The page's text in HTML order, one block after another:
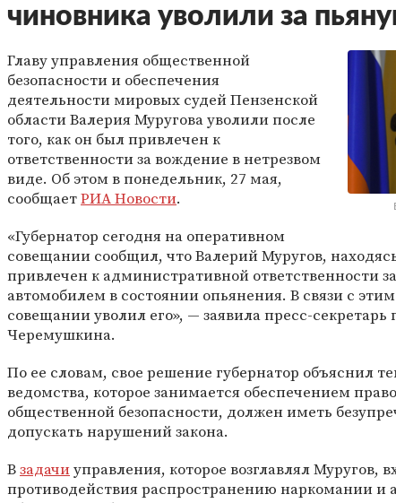
чиновника уволили за
Главу управления общественной
безопасности и обеспечения
деятельности мировых судей Пензенской
области Валерия Муругова уволили после
того, как он был привлечен к
ответственности за вождение в нетрезвом
виде. Об этом в понедельник, 27 мая,
сообщаетРИА Новости.
«Губернатор сегодня на оперативном
совещании сообщил, что Валерий Муругов,
привлечен к административной ответственности
автомобилем в состоянии опьянения. В связи с
совещании уволил его», — заявила пресс-
Черемушкина.
По ее словам, свое решение губернатор объяснил
ведомства, которое занимается обеспечением
общественной безопасности, должен иметь
допускать нарушений закона.
Взадачиуправления, которое возглавлял Муругов,
противодействия распространению наркомании и